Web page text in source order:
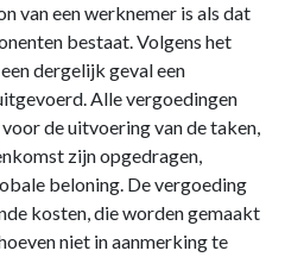
van een werknemer is als dat
bestaat. Volgens het
dergelijk geval een
Alle vergoedingen
de uitvoering van de taken,
zijn opgedragen,
beloning. De vergoeding
kosten, die worden gemaakt
niet in aanmerking te